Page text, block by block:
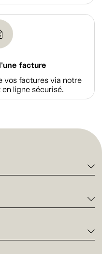
facture
vos factures via notre
ligne sécurisé.